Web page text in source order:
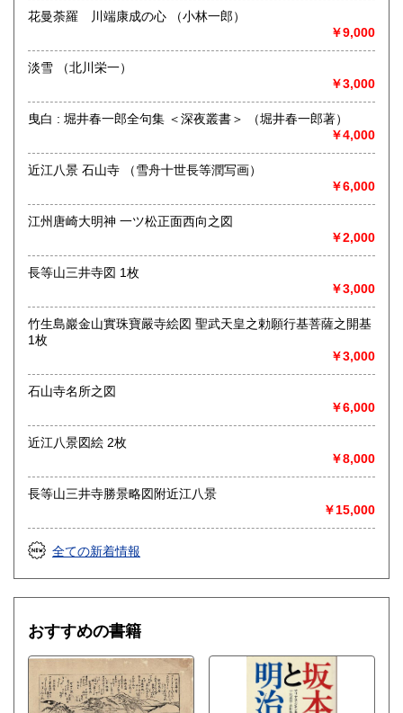
ページをめくり奥付を確認します。通販では手に取って確か
めて戴くことはできませんができるだけ画像でご確認戴ける
価格も本の状態希少性などを十分に精査しご納得戴けるよう
に努めております。古書肆 近江屋の本が皆様のお役に立てま
沿線名：京阪石山坂本線
営業時間：11:30～15:30
定休日：月曜、火曜
書籍の買取について
お気軽にお問い合わせください。
取り扱い分野
歴史、美術工芸、古典籍、近代文献、趣味、サブカルチャ
ー、古書一般（その他）
花曼荼羅 川端康成の心 （小林一郎）
￥9,000
淡雪 （北川栄一）
￥3,000
曳白 : 堀井春一郎全句集 ＜深夜叢書＞ （堀井春一郎著）
￥4,000
近江八景 石山寺 （雪舟十世長等潤写画）
￥6,000
江州唐崎大明神 一ツ松正面西向之図
￥2,000
長等山三井寺図 1枚
￥3,000
竹生島巖金山實珠寶嚴寺絵図 聖武天皇之勅願行基菩薩之開基
1枚
￥3,000
石山寺名所之図
￥6,000
近江八景図絵 2枚
￥8,000
長等山三井寺勝景略図附近江八景
￥15,000
全ての新着情報
おすすめの書籍